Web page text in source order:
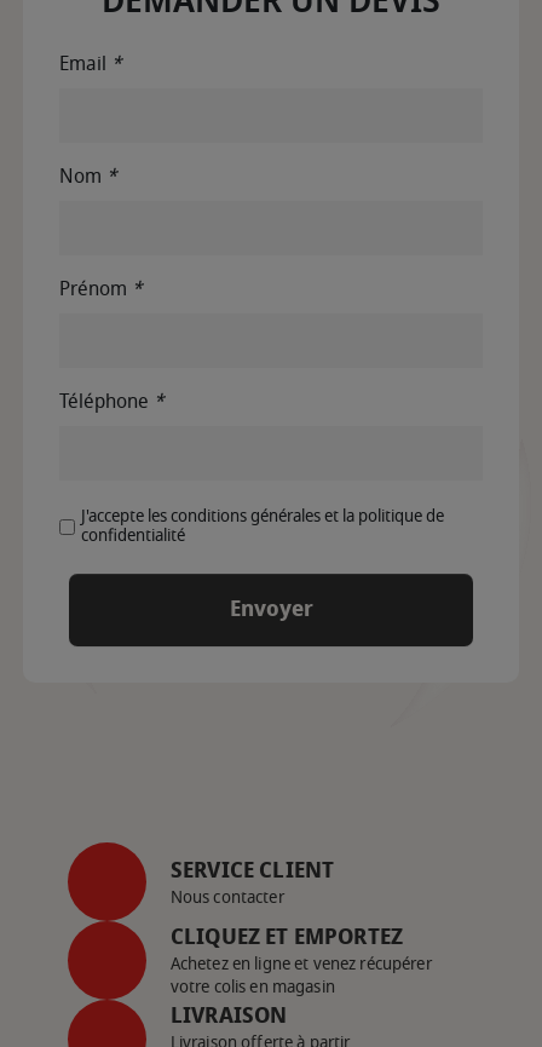
Email *
Nom *
Prénom *
Téléphone *
J'accepte les conditions générales et la politique de
confidentialité
SERVICE CLIENT
Nous contacter
CLIQUEZ ET EMPORTEZ
Achetez en ligne et venez récupérer
votre colis en magasin
LIVRAISON